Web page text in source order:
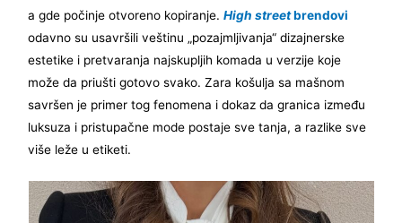
a gde počinje otvoreno kopiranje.High streetbrendovi
odavno su usavršili veštinu „pozajmljivanja“ dizajnerske
estetike i pretvaranja najskupljih komada u verzije koje
može da priušti gotovo svako. Zara košulja sa mašnom
savršen je primer tog fenomena i dokaz da granica između
luksuza i pristupačne mode postaje sve tanja, a razlike sve
više leže u etiketi.